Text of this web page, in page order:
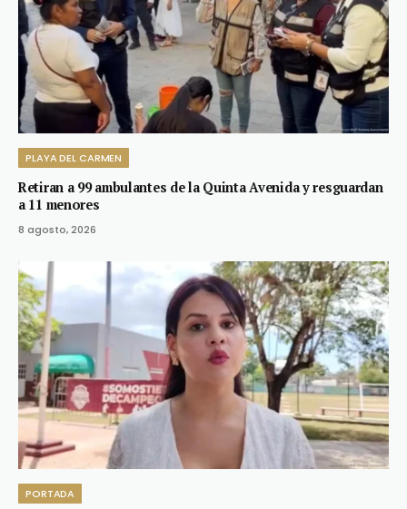
PLAYA DEL CARMEN
Retiran a 99 ambulantes de la Quinta Avenida y resguardan
a 11 menores
8 agosto, 2026
PORTADA